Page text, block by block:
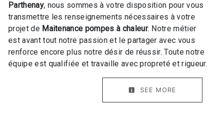
Parthenay, nous sommes à votre disposition pour vous
transmettre les renseignements nécessaires à votre
projet de Maitenance pompes à chaleur. Notre métier
est avant tout notre passion et le partager avec vous
renforce encore plus notre désir de réussir. Toute notre
équipe est qualifiée et travaille avec propreté et rigueur.
SEE MORE